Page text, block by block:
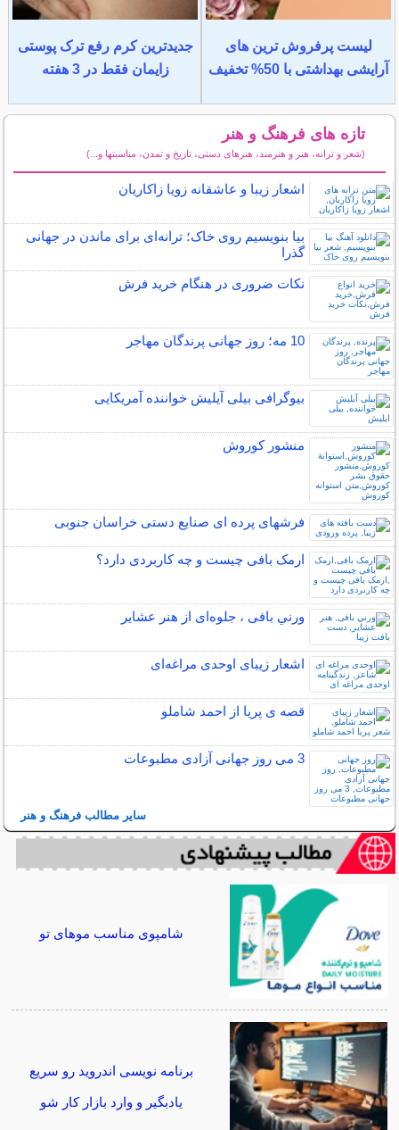
لیست پرفروش ترین های
آرایشی بهداشتی با 50% تخفیف
جدیدترین کرم رفع ترک پوستی
زایمان فقط در 3 هفته
تازه های فرهنگ و هنر
(شعر و ترانه، هنر و هنرمند، هنرهای دستی، تاریخ و تمدن، مناسبتها و...)
اشعار زیبا و عاشقانه زویا زاکاریان
بیا بنویسیم روی خاک؛ ترانه‌ای برای ماندن در جهانی
گذرا
نکات ضروری در هنگام خرید فرش
10 مه؛ روز جهانی پرندگان مهاجر
بیوگرافی بیلی آیلیش خواننده آمریکایی
منشور کوروش
فرشهای پرده ای صنایع دستی خراسان جنوبی
ارمک بافی چیست و چه کاربردی دارد؟
ورني بافی ، جلوه‌ای از هنر عشاير
اشعار زیبای اوحدی مراغه‌ای
قصه ی پریا از احمد شاملو
3 می روز جهانی آزادی مطبوعات
سایر مطالب فرهنگ و هنر
شامپوی مناسب موهای تو
برنامه نویسی اندروید رو سریع
یادبگیر و وارد بازار کار شو